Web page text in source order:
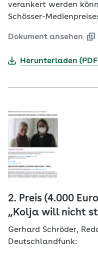
verankert werden
Schösser-
Dokument ansehen
Herunterladen (PDF
2. Preis (4.000
„Kolja will nicht
Gerhard Schröder,
Deutschlandfunk: